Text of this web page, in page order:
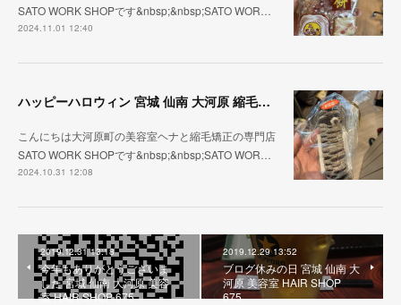
SATO WORK SHOPです&nbsp;&nbsp;SATO WOR…
2024.11.01 12:40
ハッピーハロウィン 宮城 仙南 大河原 縮毛矯正 髪質改善 ヘナ 美容室 SATO WORK SHOP
こんにちは大河原町の美容室ヘナと縮毛矯正の専門店
SATO WORK SHOPです&nbsp;&nbsp;SATO WOR…
2024.10.31 12:08
2019.12.31 13:18
今年もありがとうございま
した 宮城 仙南 大河原 美容
室 HAIR SHOP 675
2019.12.29 13:52
ブログ休みの日 宮城 仙南 大
河原 美容室 HAIR SHOP
675